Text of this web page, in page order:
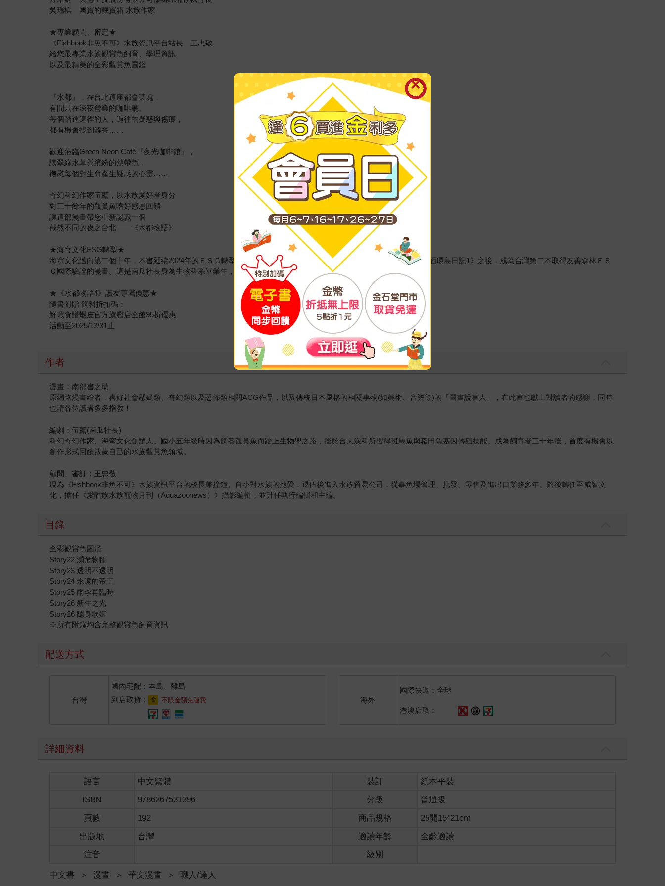
吳瑞梹 國寶的藏寶箱 水族作家
★專業顧問、審定★
《Fishbook非魚不可》水族資訊平台站長 王忠敬
給您最專業水族觀賞魚飼育、學理資訊
以及最精美的全彩觀賞魚圖鑑
『水都』，在台北這座都會某處，
有間只在深夜營業的咖啡廳。
每個踏進這裡的人，過往的疑惑與傷痕，
都有機會找到解答……
歡迎蒞臨Green Neon Café『夜光咖啡館』，
讓翠綠水草與繽紛的熱帶魚，
撫慰每個對生命產生疑惑的心靈……
奇幻科幻作家伍薰，以水族愛好者身分
對三十餘年的觀賞魚嗜好感恩回饋
讓這部漫畫帶您重新認識一個
截然不同的夜之台北——《水都物語》
★海穹文化ESG轉型★
海穹文化邁向第二個十年，本書延續2024年的ＥＳＧ轉型（企業的環境永續社會責任）成果，繼《杯底不養金魚：美酒環島日記1》之後，成為台灣第二本取得友善森林ＦＳ
Ｃ國際驗證的漫畫。這是南瓜社長身為生物科系畢業生，對於環境永續理念的實踐。
★《水都物語4》讀友專屬優惠★
隨書附贈 飼料折扣碼：
鮮蝦食譜蝦皮官方旗艦店全館95折優惠
活動至2025/12/31止
作者
漫畫：南部書之助
原網路漫畫繪者，喜好社會懸疑類、奇幻類以及恐怖類相關ACG作品，以及傳統日本風格的相關事物(如美術、音樂等)的「圖畫說書人」，在此書也獻上對讀者的感謝，同時
也請各位讀者多多指教！
編劇：伍薰(南瓜社長)
科幻奇幻作家、海穹文化創辦人。國小五年級時因為飼養觀賞魚而踏上生物學之路，後於台大漁科所習得斑馬魚與稻田魚基因轉殖技能。成為飼育者三十年後，首度有機會以
創作形式回饋啟蒙自己的水族觀賞魚領域。
顧問、審訂：王忠敬
現為《Fishbook非魚不可》水族資訊平台的校長兼撞鐘。自小對水族的熱愛，退伍後進入水族貿易公司，從事魚場管理、批發、零售及進出口業務多年。隨後轉任至威智文
化，擔任《愛酷族水族寵物月刊（Aquazoonews）》攝影編輯，並升任執行編輯和主編。
目錄
全彩觀賞魚圖鑑
Story22 瀕危物種
Story23 透明不透明
Story24 永遠的帝王
Story25 雨季再臨時
Story26 新生之光
Story26 隱身歌姬
※所有附錄均含完整觀賞魚飼育資訊
配送方式
台灣
國內宅配：本島、離島
到店取貨：
不限金額免運費 海外
國際快遞：全球
港澳店取：
詳細資料
語言 中文繁體 裝訂
紙本平裝
ISBN
9786267531396 分級
普通級
頁數
192 商品規格
25開15*21cm
出版地
台灣 適讀年齡
全齡適讀
注音
級別
中文書 ＞ 漫畫 ＞ 華文漫畫 ＞ 職人/達人